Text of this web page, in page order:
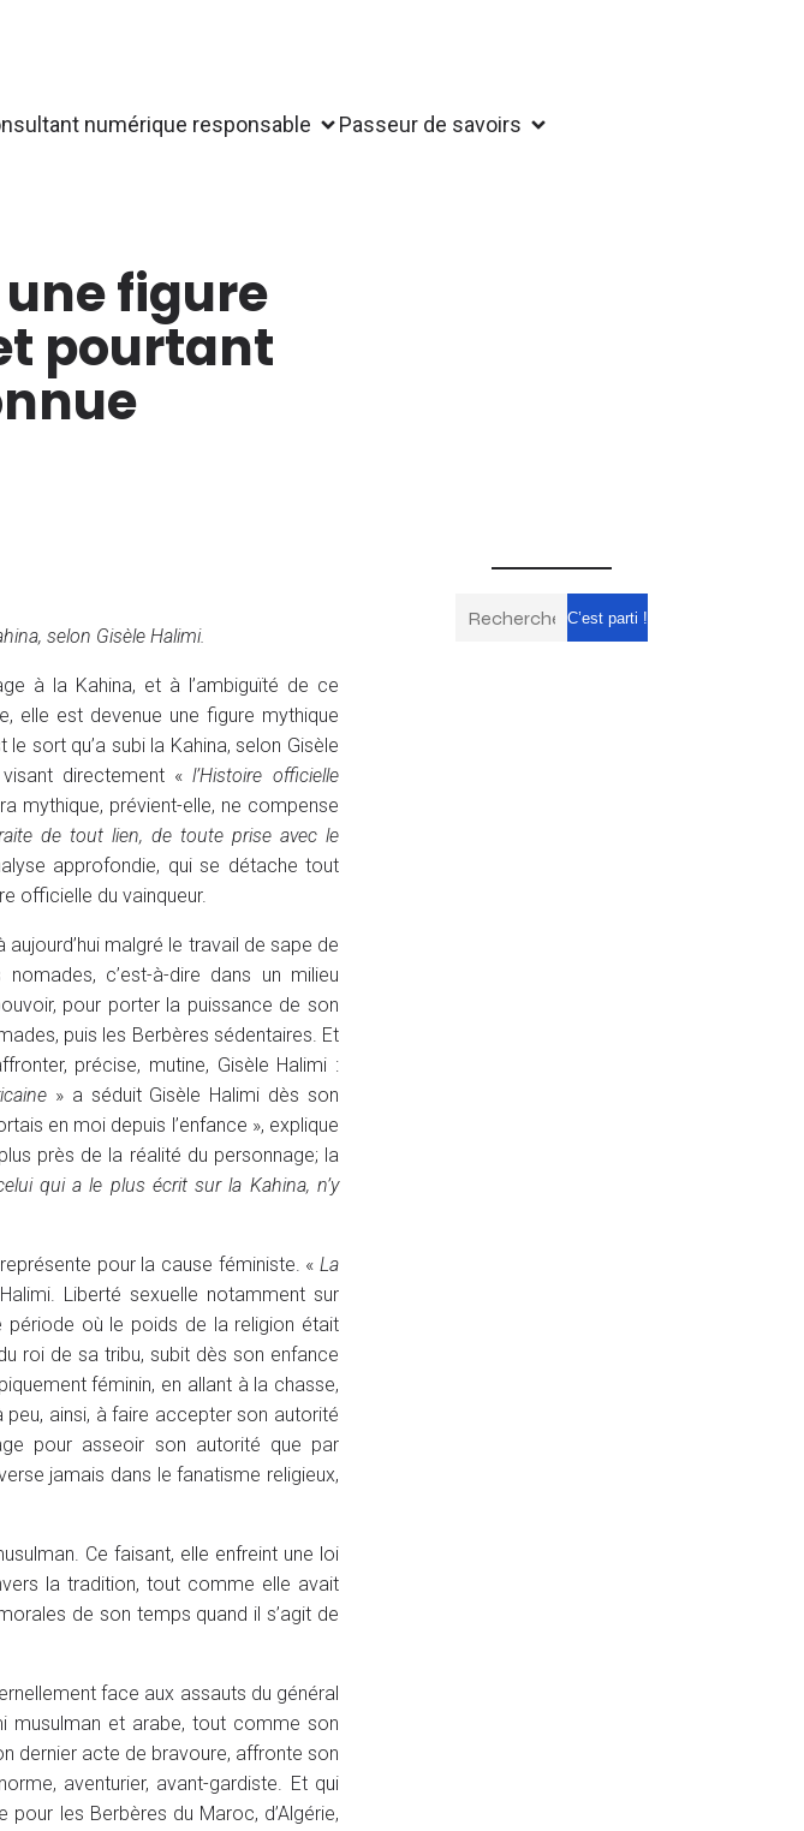
numérique responsable Passeur de savoirs
figure
pourtant
selon Gisèle Halimi.
à la Kahina, et à l’ambiguïté de ce
elle est devenue une figure mythique
sort qu’a subi la Kahina, selon Gisèle
directement « l’Histoire officielle
mythique, prévient-elle, ne compense
de tout lien, de toute prise avec le
approfondie, qui se détache tout
officielle du vainqueur.
malgré le travail de sape de
c’est-à-dire dans un milieu
pour porter la puissance de son
puis les Berbères sédentaires. Et
précise, mutine, Gisèle Halimi :
» a séduit Gisèle Halimi dès son
en moi depuis l’enfance », explique
près de la réalité du personnage; la
qui a le plus écrit sur la Kahina, n’y
pour la cause féministe. « La
Liberté sexuelle notamment sur
période où le poids de la religion était
roi de sa tribu, subit dès son enfance
féminin, en allant à la chasse,
ainsi, à faire accepter son autorité
pour asseoir son autorité que par
jamais dans le fanatisme religieux,
Ce faisant, elle enfreint une loi
la tradition, tout comme elle avait
de son temps quand il s’agit de
face aux assauts du général
musulman et arabe, tout comme son
dernier acte de bravoure, affronte son
aventurier, avant-gardiste. Et qui
les Berbères du Maroc, d’Algérie,
C’est parti !